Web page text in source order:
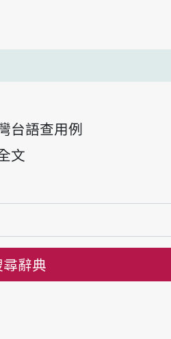
台語查用例
文
辭典